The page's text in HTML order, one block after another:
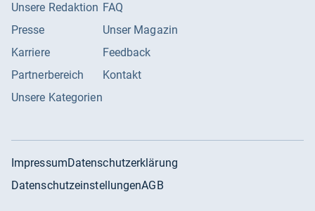
Unsere Redaktion
Presse
Karriere
Partnerbereich
Unsere Kategorien
FAQ
Unser Magazin
Feedback
Kontakt
ImpressumDatenschutzerklärung
DatenschutzeinstellungenAGB